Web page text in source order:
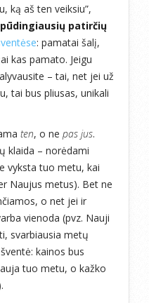
ką aš ten veiksiu”,
patirčių
: pamatai šalį,
kas pamato. Jeigu
– tai, net jei už
tai bus pliusas, unikali
ten, o ne pas jus.
klaida – norėdami
vyksta tuo metu, kai
Naujus metus). Bet ne
o net jei ir
vienoda (pvz. Nauji
svarbiausia metų
kainos bus
tuo metu, o kažko